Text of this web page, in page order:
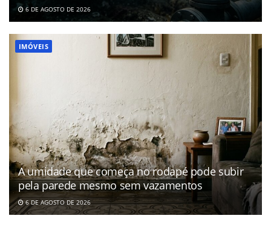
6 DE AGOSTO DE 2026
IMÓVEIS
A umidade que começa no rodapé pode subir
pela parede mesmo sem vazamentos
6 DE AGOSTO DE 2026